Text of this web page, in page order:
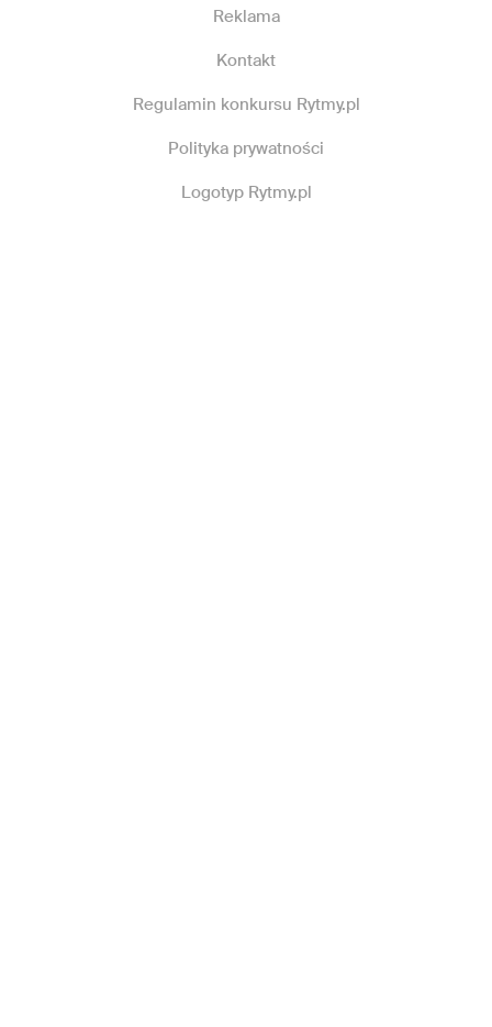
Reklama
Kontakt
Regulamin konkursu Rytmy.pl
Polityka prywatności
Logotyp Rytmy.pl